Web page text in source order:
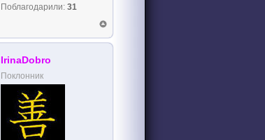
Поблагодарили: 31
IrinaDobro
Поклонник